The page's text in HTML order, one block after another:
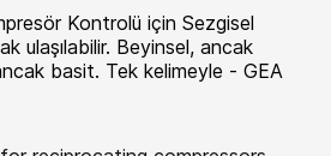
Kontrolü için Sezgisel
ulaşılabilir. Beyinsel, ancak
basit. Tek kelimeyle - GEA